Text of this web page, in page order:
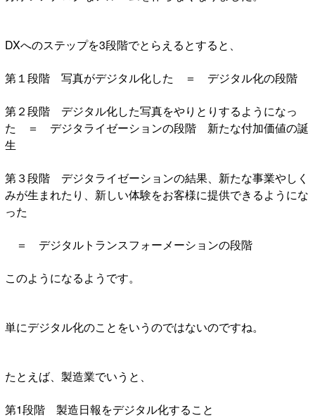
DXへのステップを3段階でとらえるとすると、
第１段階 写真がデジタル化した ＝ デジタル化の段階
第２段階 デジタル化した写真をやりとりするようになっ
た ＝ デジタライゼーションの段階 新たな付加価値の誕
生
第３段階 デジタライゼーションの結果、新たな事業やしく
みが生まれたり、新しい体験をお客様に提供できるようにな
った
＝ デジタルトランスフォーメーションの段階
このようになるようです。
単にデジタル化のことをいうのではないのですね。
たとえば、製造業でいうと、
第1段階 製造日報をデジタル化すること